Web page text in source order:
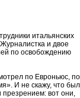
итальянских
и двое
по освобождению
по Евроньюс, по
И не скажу, что был
презрением: вот они,